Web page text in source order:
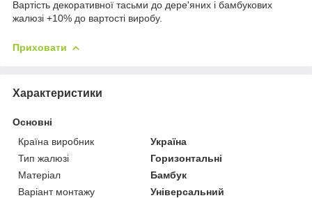
Вартість декоративної тасьми до дере'яних і бамбукових
жалюзі +10% до вартості виробу.
Приховати
Характеристики
Основні
Країна виробник
Україна
Тип жалюзі
Горизонтальні
Матеріал
Бамбук
Варіант монтажу
Універсальний